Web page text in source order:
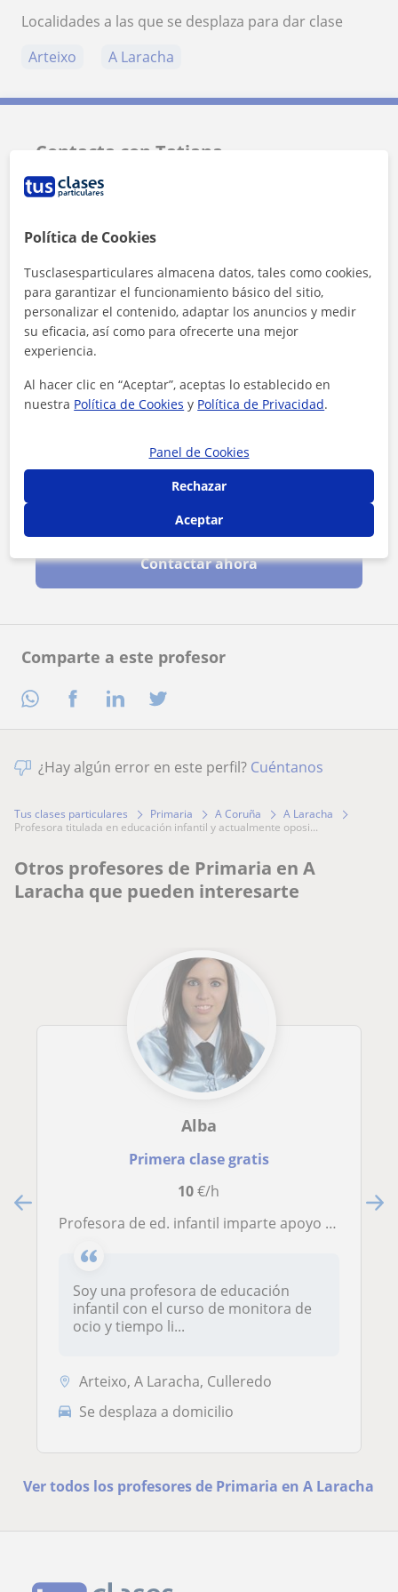
Comparte a este profesor
Localidades a las que se desplaza para dar clase
Arteixo
A Laracha
Contacta con Tatiana
Tarifa
Contactar ahora
¿Hay algún error en este perfil? Cuéntanos
Tus clases particulares Primaria A Coruña
A Laracha
profesora titulada en educación infantil y actualmente oposi...
Otros profesores de Primaria en A
Laracha que pueden interesarte
Alba
Primera clase gratis
10€/h
Profesora de ed. infantil imparte apoyo escolar para alumnado de infantil y primaria con metodologías activas
Soy una profesora de educación
infantil con el curso de monitora de
ocio y tiempo li...
Arteixo, A Laracha, Culleredo
Se desplaza a domicilio
Ver todos los profesores de Primaria en A Laracha
Política de Cookies
Tusclasesparticulares almacena datos, tales como cookies,
para garantizar el funcionamiento básico del sitio,
personalizar el contenido, adaptar los anuncios y medir
su eficacia, así como para ofrecerte una mejor
experiencia.
Al hacer clic en “Aceptar”, aceptas lo establecido en
nuestra Política de Cookies y Política de Privacidad.
Panel de Cookies
Rechazar
Aceptar